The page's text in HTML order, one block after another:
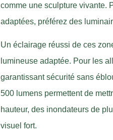
comme une sculpture vivante.
adaptées, préférez des
Un éclairage réussi de ces
lumineuse adaptée. Pour les
garantissant sécurité sans
500 lumens permettent de
hauteur, des inondateurs de
visuel fort.